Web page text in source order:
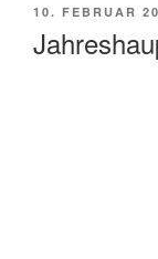
10. FEBRUAR